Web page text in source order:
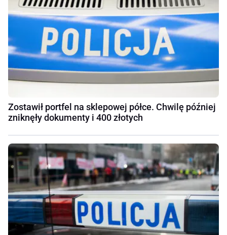
Zostawił portfel na sklepowej półce. Chwilę później
zniknęły dokumenty i 400 złotych